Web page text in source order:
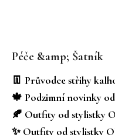
Péče &amp; Šatník
👖 Průvodce střihy
🍁 Podzimní novinky
🍂 Outfity od stylistky
✨ Outfity od stylistky